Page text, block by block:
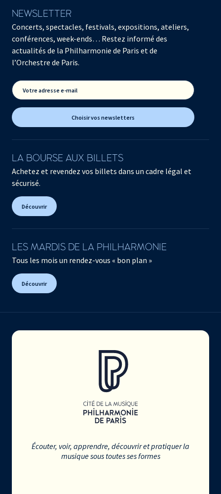
NEWSLETTER
Concerts, spectacles, festivals, expositions, ateliers,
conférences, week-ends… Restez informé des
actualités de la Philharmonie de Paris et de
l’Orchestre de Paris.
Votre adresse e-mail
Choisir vos newsletters
LA BOURSE AUX BILLETS
Achetez et revendez vos billets dans un cadre légal et
sécurisé.
Découvrir
LES MARDIS DE LA PHILHARMONIE
Tous les mois un rendez-vous « bon plan »
Découvrir
Écouter, voir, apprendre, découvrir et pratiquer la
musique sous toutes ses formes